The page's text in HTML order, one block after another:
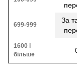
699-999
За
1600 і
більше